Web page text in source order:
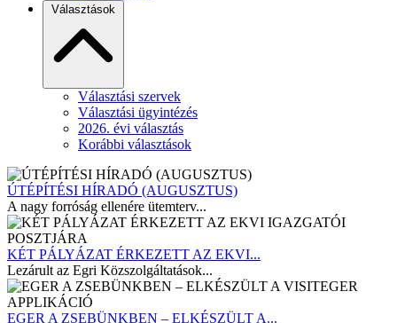
Választások
Választási szervek
Választási ügyintézés
2026. évi választás
Korábbi választások
ÚTÉPÍTÉSI HÍRADÓ (AUGUSZTUS)
A nagy forróság ellenére ütemterv...
KÉT PÁLYÁZAT ÉRKEZETT AZ EKVI...
Lezárult az Egri Közszolgáltatások...
EGER A ZSEBÜNKBEN – ELKÉSZÜLT A...